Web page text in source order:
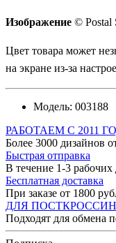
Изображение © Postal
Цвет товара может
на экране из-за
Модель: 003188
РАБОТАЕМ С 2011
Более 3000 дизайнов
Быстрая отправка
В течение 1-3 рабочих
Бесплатная доставка
При заказе от 1800
ДЛЯ
Подходят для обмена